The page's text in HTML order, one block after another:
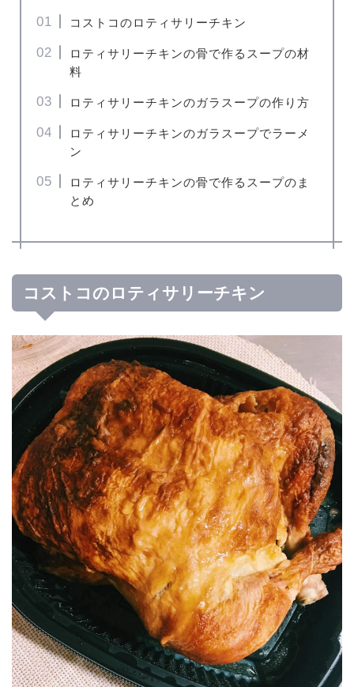
コストコのロティサリーチキン
ロティサリーチキンの骨で作るスープの材
料
ロティサリーチキンのガラスープの作り方
ロティサリーチキンのガラスープでラーメ
ン
ロティサリーチキンの骨で作るスープのま
とめ
コストコのロティサリーチキン